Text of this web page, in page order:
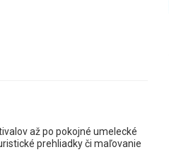
až po pokojné umelecké
prehliadky či maľovanie